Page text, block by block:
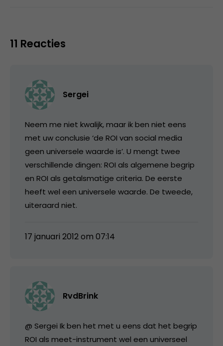
11 Reacties
Sergei
Neem me niet kwalijk, maar ik ben niet eens
met uw conclusie ‘de ROI van social media
geen universele waarde is’. U mengt twee
verschillende dingen: ROI als algemene begrip
en ROI als getalsmatige criteria. De eerste
heeft wel een universele waarde. De tweede,
uiteraard niet.
17 januari 2012 om 07:14
RvdBrink
@ Sergei Ik ben het met u eens dat het begrip
ROI als meet-instrument wel een universeel